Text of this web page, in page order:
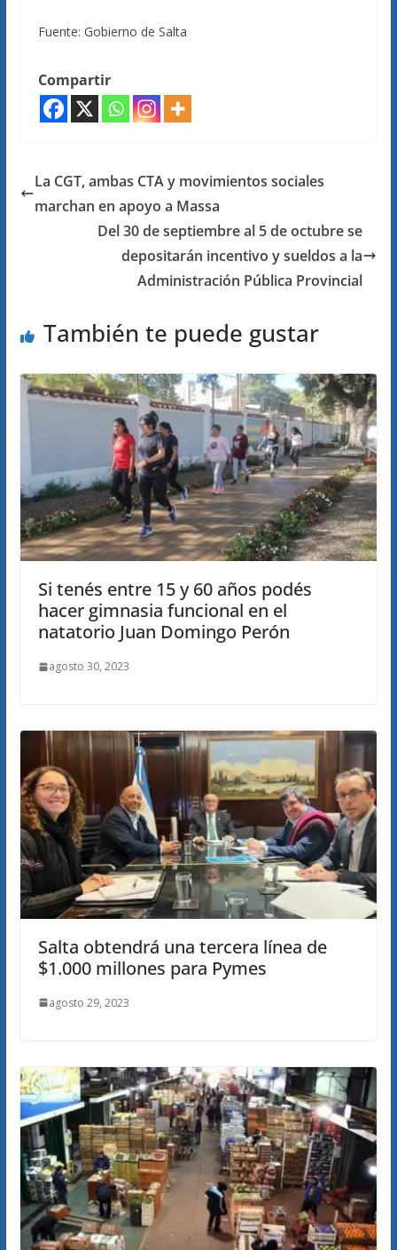
Fuente: Gobierno de Salta
Compartir
La CGT, ambas CTA y movimientos sociales
marchan en apoyo a Massa
Del 30 de septiembre al 5 de octubre se
depositarán incentivo y sueldos a la
Administración Pública Provincial
También te puede gustar
Si tenés entre 15 y 60 años podés
hacer gimnasia funcional en el
natatorio Juan Domingo Perón
agosto 30, 2023
Salta obtendrá una tercera línea de
$1.000 millones para Pymes
agosto 29, 2023